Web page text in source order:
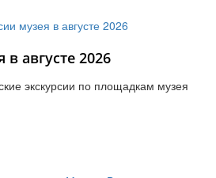
в августе 2026
экскурсии по площадкам музея